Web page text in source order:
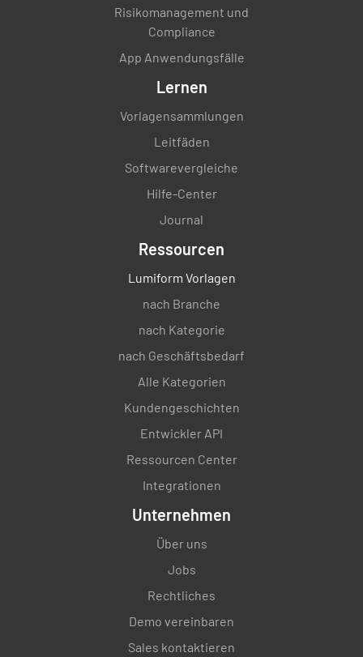
Risikomanagement und
Compliance
App Anwendungsfälle
Lernen
Vorlagensammlungen
Leitfäden
Softwarevergleiche
Hilfe-Center
Journal
Ressourcen
Lumiform Vorlagen
nach Branche
nach Kategorie
nach Geschäftsbedarf
Alle Kategorien
Kundengeschichten
Entwickler API
Ressourcen Center
Integrationen
Unternehmen
Über uns
Jobs
Rechtliches
Demo vereinbaren
Sales kontaktieren